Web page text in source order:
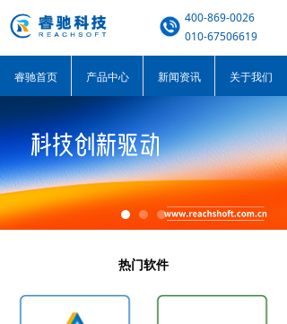
400-869-0026
010-67506619
睿驰首页 产品中心 新闻资讯 关于我们
热门软件